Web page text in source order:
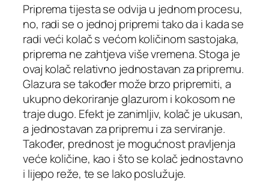
Priprema tijesta se odvija u jednom procesu,
no, radi se o jednoj pripremi tako da i kada se
radi veći kolač s većom količinom sastojaka,
priprema ne zahtjeva više vremena. Stoga je
ovaj kolač relativno jednostavan za pripremu.
Glazura se također može brzo pripremiti, a
ukupno dekoriranje glazurom i kokosom ne
traje dugo. Efekt je zanimljiv, kolač je ukusan,
a jednostavan za pripremu i za serviranje.
Također, prednost je mogućnost pravljenja
veće količine, kao i što se kolač jednostavno
i lijepo reže, te se lako poslužuje.